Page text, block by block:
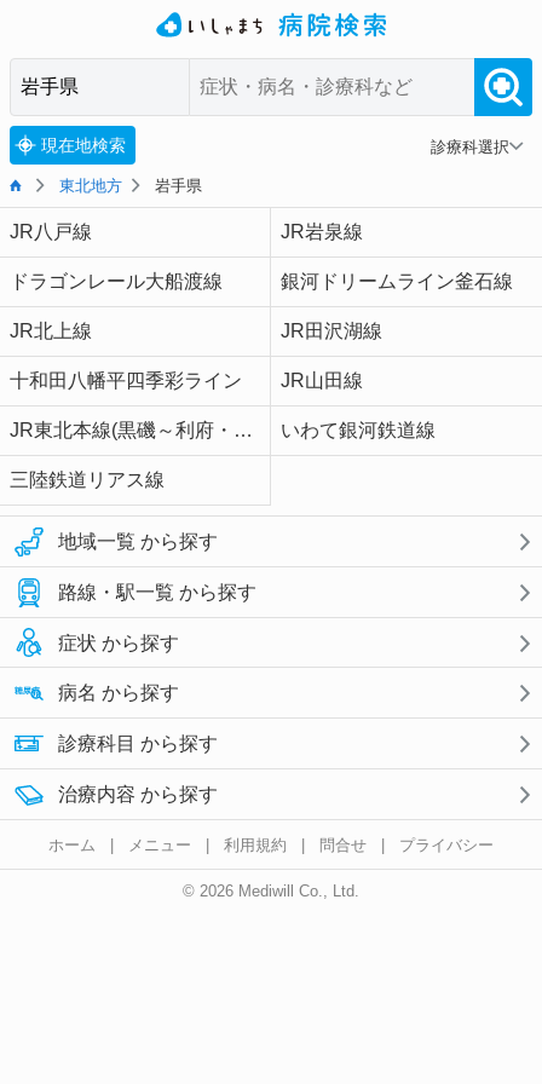
現在地検索 診療科選択
東北地方 岩手県
JR八戸線 JR岩泉線
ドラゴンレール大船渡線 銀河ドリームライン釜石線
JR北上線 JR田沢湖線
十和田八幡平四季彩ライン JR山田線
JR東北本線(黒磯～利府・盛岡) いわて銀河鉄道線
三陸鉄道リアス線
地域一覧 から探す
路線・駅一覧 から探す
症状 から探す
病名 から探す
診療科目 から探す
治療内容 から探す
ホーム | メニュー | 利用規約 | 問合せ | プライバシー
© 2026 Mediwill Co., Ltd.